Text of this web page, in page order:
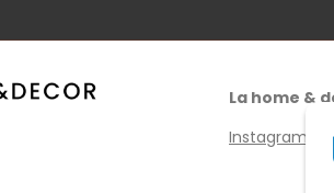
La home &
Instagram